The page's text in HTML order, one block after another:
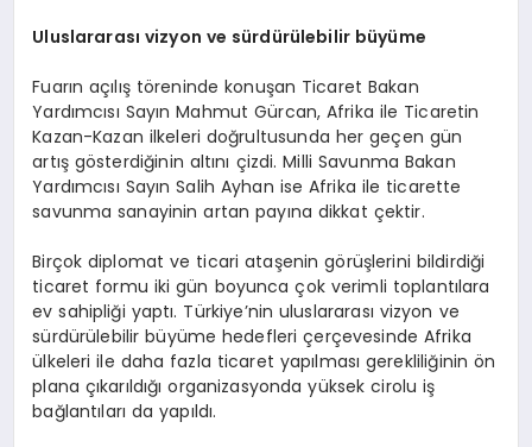
Uluslararası vizyon ve sürdürülebilir büyüme
Fuarın açılış töreninde konuşan Ticaret Bakan
Yardımcısı Sayın Mahmut Gürcan, Afrika ile Ticaretin
Kazan-Kazan ilkeleri doğrultusunda her geçen gün
artış gösterdiğinin altını çizdi. Milli Savunma Bakan
Yardımcısı Sayın Salih Ayhan ise Afrika ile ticarette
savunma sanayinin artan payına dikkat çektir.
Birçok diplomat ve ticari ataşenin görüşlerini bildirdiği
ticaret formu iki gün boyunca çok verimli toplantılara
ev sahipliği yaptı. Türkiye’nin uluslararası vizyon ve
sürdürülebilir büyüme hedefleri çerçevesinde Afrika
ülkeleri ile daha fazla ticaret yapılması gerekliliğinin ön
plana çıkarıldığı organizasyonda yüksek cirolu iş
bağlantıları da yapıldı.